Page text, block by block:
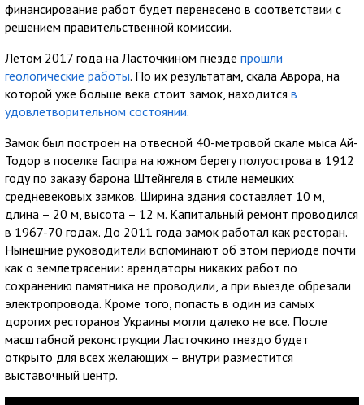
финансирование работ будет перенесено в соответствии с
решением правительственной комиссии.
Летом 2017 года на Ласточкином гнезде прошли
геологические работы. По их результатам, скала Аврора, на
которой уже больше века стоит замок, находится в
удовлетворительном состоянии.
Замок был построен на отвесной 40-метровой скале мыса Ай-
Тодор в поселке Гаспра на южном берегу полуострова в 1912
году по заказу барона Штейнгеля в стиле немецких
средневековых замков. Ширина здания составляет 10 м,
длина – 20 м, высота – 12 м. Капитальный ремонт проводился
в 1967-70 годах. До 2011 года замок работал как ресторан.
Нынешние руководители вспоминают об этом периоде почти
как о землетрясении: арендаторы никаких работ по
сохранению памятника не проводили, а при выезде обрезали
электропровода. Кроме того, попасть в один из самых
дорогих ресторанов Украины могли далеко не все. После
масштабной реконструкции Ласточкино гнездо будет
открыто для всех желающих – внутри разместится
выставочный центр.